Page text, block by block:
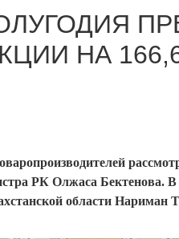
НА
РК Олжаса Бектенова.
области Нариман